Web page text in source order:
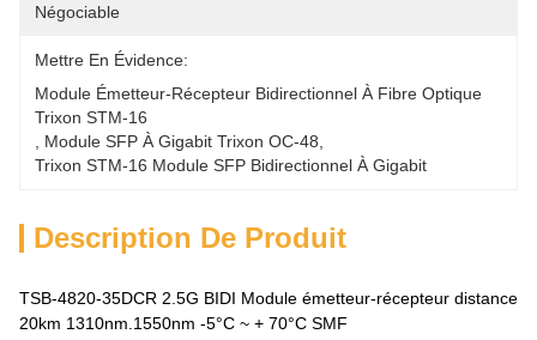
Négociable
Mettre En Évidence:
Module Émetteur-Récepteur Bidirectionnel À Fibre Optique
Trixon STM-16
Module SFP À Gigabit Trixon OC-48
Trixon STM-16 Module SFP Bidirectionnel À Gigabit
Description De Produit
TSB-4820-35DCR 2.5G BIDI Module émetteur-récepteur distance
20km 1310nm.1550nm -5°C ~ + 70°C SMF